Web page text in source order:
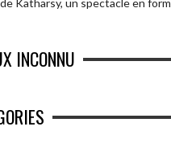
Katharsy, un spectacle en
INCONNU